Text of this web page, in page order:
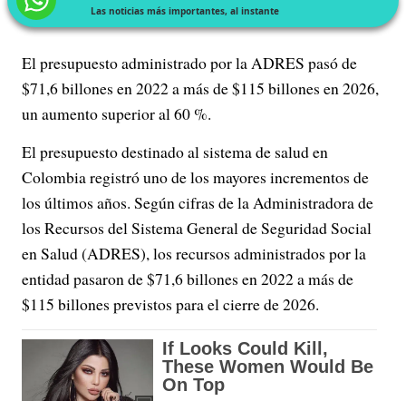
Las noticias más importantes, al instante
El presupuesto administrado por la ADRES pasó de
$71,6 billones en 2022 a más de $115 billones en 2026,
un aumento superior al 60 %.
El presupuesto destinado al sistema de salud en
Colombia registró uno de los mayores incrementos de
los últimos años. Según cifras de la Administradora de
los Recursos del Sistema General de Seguridad Social
en Salud (ADRES), los recursos administrados por la
entidad pasaron de $71,6 billones en 2022 a más de
$115 billones previstos para el cierre de 2026.